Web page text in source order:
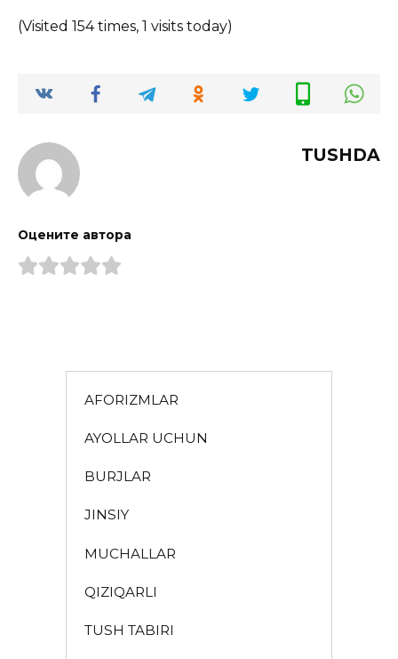
(Visited 154 times, 1 visits today)
TUSHDA
Оцените автора
AFORIZMLAR
AYOLLAR UCHUN
BURJLAR
JINSIY
MUCHALLAR
QIZIQARLI
TUSH TABIRI